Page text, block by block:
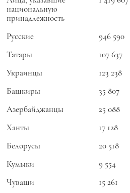
национальную
принадлежность
Русские 946 590
Татары
107 637
Украинцы
123 238
Башкиры
35 807
Азербайджанцы
25 088
Ханты
17 128
Белорусы
20 518
Кумыки
9 554
Чуваши
15 261